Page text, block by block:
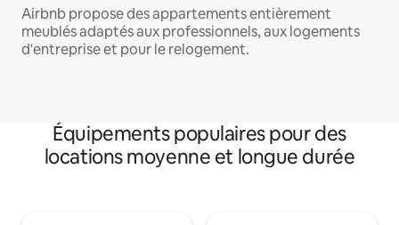
Airbnb propose des appartements entièrement
meublés adaptés aux professionnels, aux logements
d'entreprise et pour le relogement.
Équipements populaires pour des
locations moyenne et longue durée